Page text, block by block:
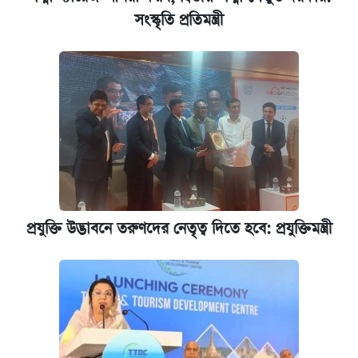
পাঁচ দপ্তরে নতুন সচিব নিয়োগ দিল সরকার
রাষ্ট্রবিরোধী কর্মকাণ্ড: ঢাবির কয়েকজন শিক্ষকের
বিরুদ্ধে ব্যবস্থা
আজকের বাজারে স্বর্ণের দাম (৬ আগস্ট)
আবেদন শুরু
সংস্কৃতি প্রতিমন্ত্রী
প্রযুক্তি উদ্ভাবনে তরুণদের নেতৃত্ব দিতে হবে: প্রযুক্তিমন্ত্রী